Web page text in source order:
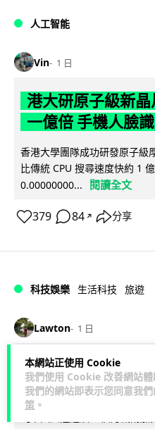
本網站正使用 Cookie
我們使用 Cookie 改善網站
我們的網站即表示您同意我
策 。
人工智能
Vin 1 日
港大研原子級新
一億倍 手機人臉
香港大學團隊成功研發原子級
比傳統 CPU 搜尋速度快約 1
0.00000000...
閱讀全文
379 84 ↗ 分享
科技娛樂 生活科技 旅遊
Lawton 1 日
中國大陸航線燃
3 個月下調
【中國大陸連續 3 個月減附